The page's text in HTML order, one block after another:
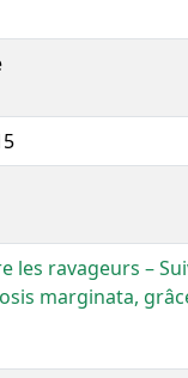
les ravageurs –
marginata,